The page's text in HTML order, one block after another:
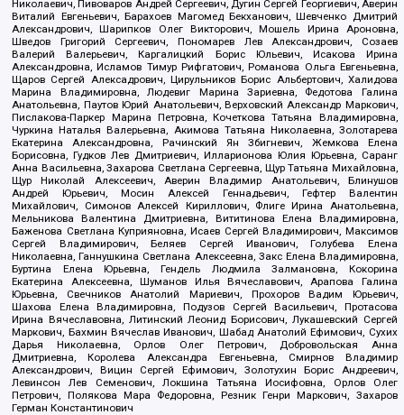
Николаевич, Пивоваров Андрей Сергеевич, Дугин Сергей Георгиевич, Аверин
Виталий Евгеньевич, Барахоев Магомед Бекханович, Шевченко Дмитрий
Александрович, Шарипков Олег Викторович, Мошель Ирина Ароновна,
Шведов Григорий Сергеевич, Пономарев Лев Александрович, Созаев
Валерий Валерьевич, Каргалицкий Борис Юльевич, Исакова Ирина
Александровна, Исламов Тимур Рифгатович, Романова Ольга Евгеньевна,
Щаров Сергей Алексадрович, Цирульников Борис Альбертович, Халидова
Марина Владимировна, Людевиг Марина Зариевна, Федотова Галина
Анатольевна, Паутов Юрий Анатольевич, Верховский Александр Маркович,
Пислакова-Паркер Марина Петровна, Кочеткова Татьяна Владимировна,
Чуркина Наталья Валерьевна, Акимова Татьяна Николаевна, Золотарева
Екатерина Александровна, Рачинский Ян Збигневич, Жемкова Елена
Борисовна, Гудков Лев Дмитриевич, Илларионова Юлия Юрьевна, Саранг
Анна Васильевна, Захарова Светлана Сергеевна, Щур Татьяна Михайловна,
Щур Николай Алексеевич, Аверин Владимир Анатольевич, Блинушов
Андрей Юрьевич, Мосин Алексей Геннадьевич, Гефтер Валентин
Михайлович, Симонов Алексей Кириллович, Флиге Ирина Анатольевна,
Мельникова Валентина Дмитриевна, Вититинова Елена Владимировна,
Баженова Светлана Куприяновна, Исаев Сергей Владимирович, Максимов
Сергей Владимирович, Беляев Сергей Иванович, Голубева Елена
Николаевна, Ганнушкина Светлана Алексеевна, Закс Елена Владимировна,
Буртина Елена Юрьевна, Гендель Людмила Залмановна, Кокорина
Екатерина Алексеевна, Шуманов Илья Вячеславович, Арапова Галина
Юрьевна, Свечников Анатолий Мариевич, Прохоров Вадим Юрьевич,
Шахова Елена Владимировна, Подузов Сергей Васильевич, Протасова
Ирина Вячеславовна, Литинский Леонид Борисович, Лукашевский Сергей
Маркович, Бахмин Вячеслав Иванович, Шабад Анатолий Ефимович, Сухих
Дарья Николаевна, Орлов Олег Петрович, Добровольская Анна
Дмитриевна, Королева Александра Евгеньевна, Смирнов Владимир
Александрович, Вицин Сергей Ефимович, Золотухин Борис Андреевич,
Левинсон Лев Семенович, Локшина Татьяна Иосифовна, Орлов Олег
Петрович, Полякова Мара Федоровна, Резник Генри Маркович, Захаров
Герман Константинович